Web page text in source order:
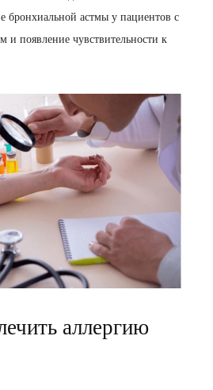
бронхиальной астмы у пациентов с
и появление чувствительности к
аллергию